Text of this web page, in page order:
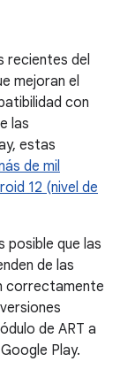
recientes del
mejoran el
con
las
estas
de mil
12 (nivel de
posible que las
de las
correctamente
de ART a
Play.